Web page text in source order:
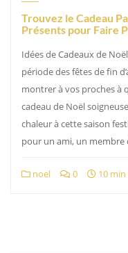
Trouvez le Cadeau
Présents pour Faire
Idées de Cadeaux de
période des fêtes de fin
montrer à vos proches à
cadeau de Noël
chaleur à cette saison
pour un ami, un
noel 0 10 min